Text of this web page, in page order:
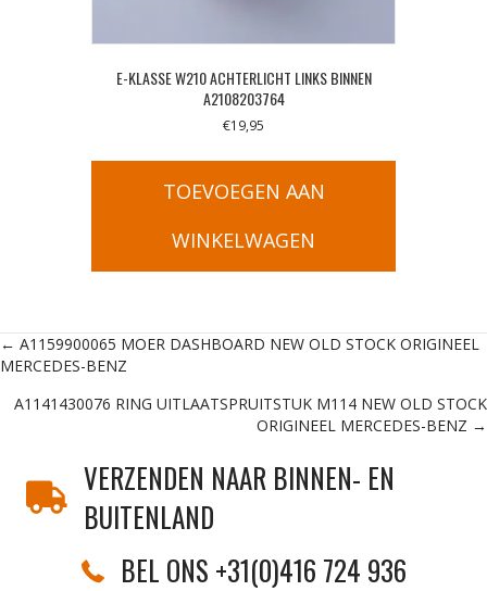
E-KLASSE W210 ACHTERLICHT LINKS BINNEN
A2108203764
€19,95
TOEVOEGEN AAN
WINKELWAGEN
Posts
navigation
← A1159900065 MOER DASHBOARD NEW OLD STOCK ORIGINEEL
MERCEDES-BENZ
A1141430076 RING UITLAATSPRUITSTUK M114 NEW OLD STOCK
ORIGINEEL MERCEDES-BENZ →
VERZENDEN NAAR BINNEN- EN
BUITENLAND
BEL ONS +31(0)416 724 936